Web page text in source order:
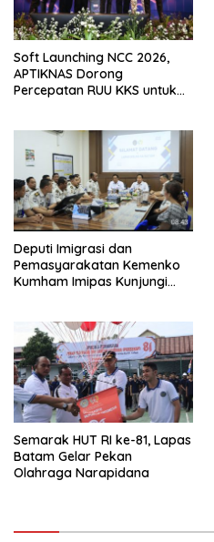
Soft Launching NCC 2026,
APTIKNAS Dorong
Percepatan RUU KKS untuk
Deputi Imigrasi dan
Pemasyarakatan Kemenko
Kumham Imipas Kunjungi
Semarak HUT RI ke-81, Lapas
Batam Gelar Pekan
Olahraga Narapidana